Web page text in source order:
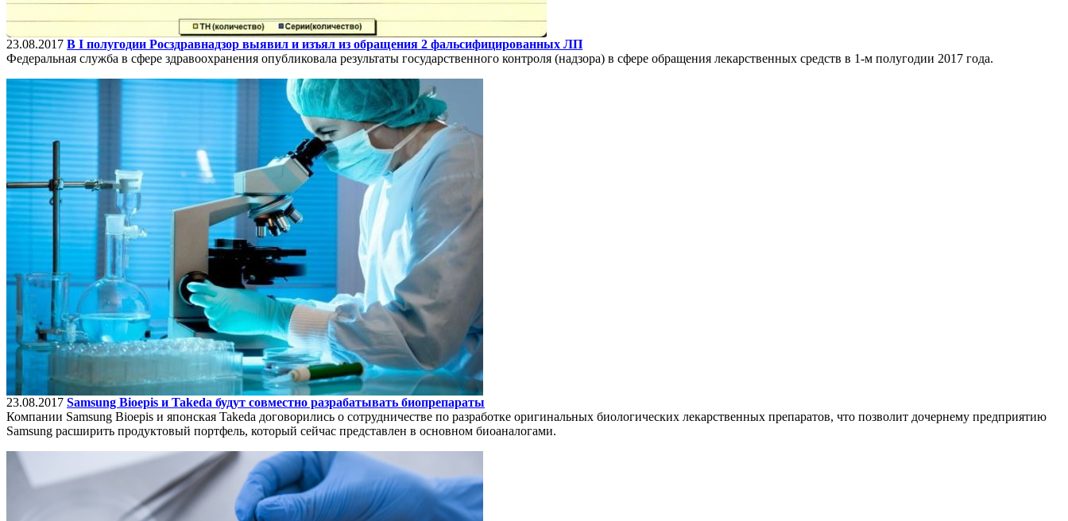
23.08.2017 В I полугодии Росздравнадзор выявил и изъял из обращения 2 фальсифицированных ЛП
Федеральная служба в сфере здравоохранения опубликовала результаты государственного контроля (надзора) в сфере обращения лекарственных средств в 1-м полугодии 2017 года.
23.08.2017 Samsung Bioepis и Takeda будут совместно разрабатывать биопрепараты
Компании Samsung Bioepis и японская Takeda договорились о сотрудничестве по разработке оригинальных биологических лекарственных препаратов, что позволит дочернему предприятию
Samsung расширить продуктовый портфель, который сейчас представлен в основном биоаналогами.